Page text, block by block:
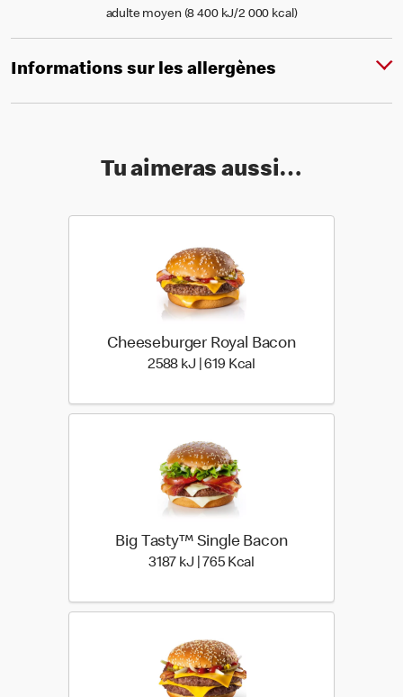
adulte moyen (8 400 kJ/2 000 kcal)
Informations sur les allergènes
Tu aimeras aussi…
Cheeseburger Royal Bacon
2588 kJ | 619 Kcal
Big Tasty™ Single Bacon
3187 kJ | 765 Kcal